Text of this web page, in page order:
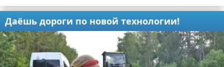
Даёшь дороги по новой технологии!